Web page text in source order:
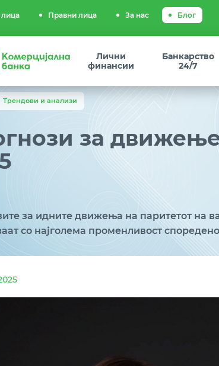
Правни лица За нас Блог
Лични
финансии
Банкарство
24/7
Трендови и анализи
за
за идните движења на паритетот на
со најголема променливост